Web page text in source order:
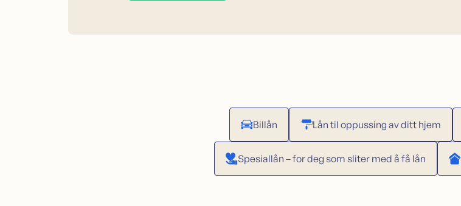
Billån Lån til oppussing av ditt hjem
Spesiallån – for deg som sliter med å få lån